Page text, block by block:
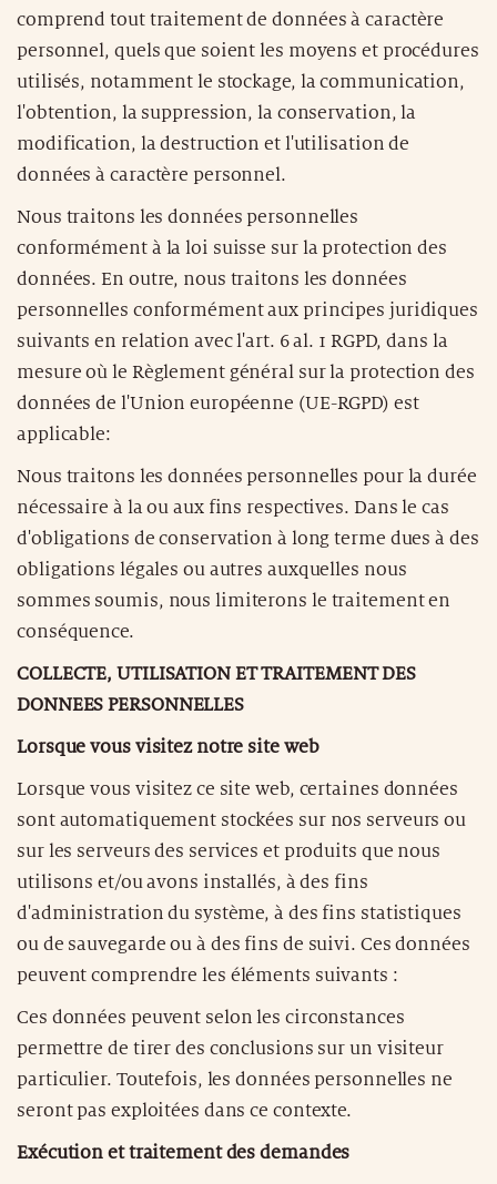
comprend tout traitement de données à caractère
personnel, quels que soient les moyens et procédures
utilisés, notamment le stockage, la communication,
l'obtention, la suppression, la conservation, la
modification, la destruction et l'utilisation de
données à caractère personnel.
Nous traitons les données personnelles
conformément à la loi suisse sur la protection des
données. En outre, nous traitons les données
personnelles conformément aux principes juridiques
suivants en relation avec l'art. 6 al. 1 RGPD, dans la
mesure où le Règlement général sur la protection des
données de l'Union européenne (UE-RGPD) est
applicable:
Nous traitons les données personnelles pour la durée
nécessaire à la ou aux fins respectives. Dans le cas
d'obligations de conservation à long terme dues à des
obligations légales ou autres auxquelles nous
sommes soumis, nous limiterons le traitement en
conséquence.
COLLECTE, UTILISATION ET TRAITEMENT DES
DONNEES PERSONNELLES
Lorsque vous visitez notre site web
Lorsque vous visitez ce site web, certaines données
sont automatiquement stockées sur nos serveurs ou
sur les serveurs des services et produits que nous
utilisons et/ou avons installés, à des fins
d'administration du système, à des fins statistiques
ou de sauvegarde ou à des fins de suivi. Ces données
peuvent comprendre les éléments suivants :
Ces données peuvent selon les circonstances
permettre de tirer des conclusions sur un visiteur
particulier. Toutefois, les données personnelles ne
seront pas exploitées dans ce contexte.
Exécution et traitement des demandes